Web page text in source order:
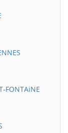
FONTAiNE